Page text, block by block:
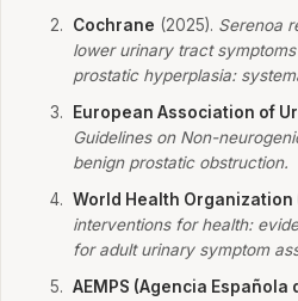
Cochrane (2025). Serenoa
lower urinary tract
prostatic hyperplasia:
European Association of
Guidelines on Non-
benign prostatic obstruction.
World Health Organization
interventions for health:
for adult urinary symptom
AEMPS (Agencia